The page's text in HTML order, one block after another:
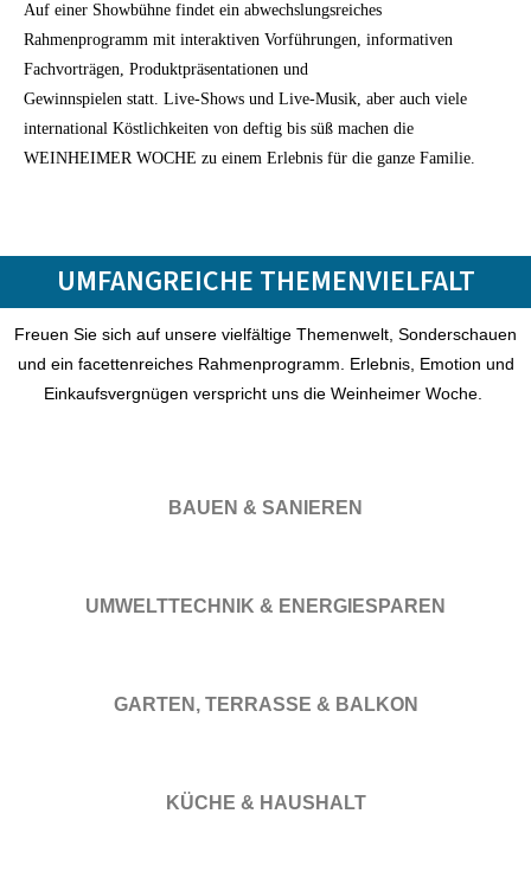
Auf einer Showbühne findet ein abwechslungsreiches
Rahmenprogramm mit interaktiven Vorführungen, informativen
Fachvorträgen, Produktpräsentationen und
Gewinnspielen statt. Live-Shows und Live-Musik, aber auch viele
international Köstlichkeiten von deftig bis süß machen die
WEINHEIMER WOCHE zu einem Erlebnis für die ganze Familie.
UMFANGREICHE THEMENVIELFALT
Freuen Sie sich auf unsere vielfältige Themenwelt, Sonderschauen
und ein facettenreiches Rahmenprogramm. Erlebnis, Emotion und
Einkaufsvergnügen verspricht uns die Weinheimer Woche.
BAUEN & SANIEREN
UMWELTTECHNIK & ENERGIESPAREN
GARTEN, TERRASSE & BALKON
KÜCHE & HAUSHALT